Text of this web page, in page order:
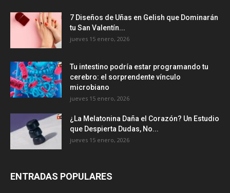
7 Diseños de Uñas en Gelish que Dominarán
tu San Valentín...
jueves 15 enero, 2026
Tu intestino podría estar programando tu
cerebro: el sorprendente vínculo
microbiano
jueves 15 enero, 2026
¿La Melatonina Daña el Corazón? Un Estudio
que Despierta Dudas, No...
jueves 15 enero, 2026
ENTRADAS POPULARES